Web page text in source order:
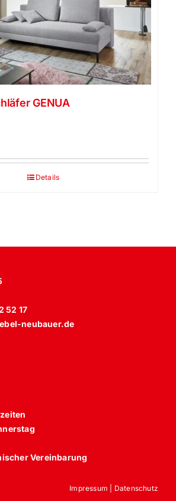
GENUA
Details
52 17
neubauer.de
Vereinbarung
Impressum Datenschutz